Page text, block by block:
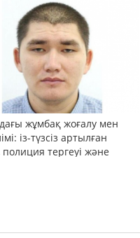
жұмбақ жоғалу мен
із-түзсіз артылған
тергеуі және